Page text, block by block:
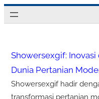
Lewati
ke
Showersexgif: Inovasi
Dunia Pertanian
Showersexgif hadir
transformasi pertanian